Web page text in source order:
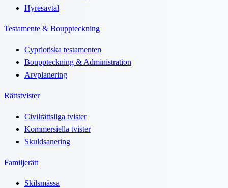
Hyresavtal
Testamente & Bouppteckning
Cypriotiska testamenten
Bouppteckning & Administration
Arvplanering
Rättstvister
Civilrättsliga tvister
Kommersiella tvister
Skuldsanering
Familjerätt
Skilsmässa